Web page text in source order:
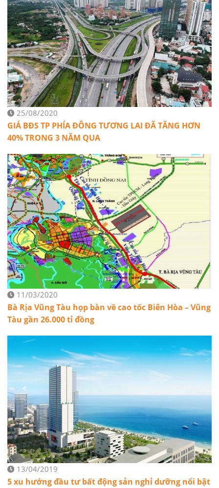
25/08/2020
GIÁ BĐS TP PHÍA ĐÔNG TƯƠNG LAI ĐÃ TĂNG HƠN
40% TRONG 3 NĂM QUA
11/03/2020
Bà Rịa Vũng Tàu họp bàn về cao tốc Biên Hòa – Vũng
Tàu gần 26.000 tỉ đồng
13/04/2019
5 xu hướng đầu tư bất động sản nghỉ dưỡng nổi bật